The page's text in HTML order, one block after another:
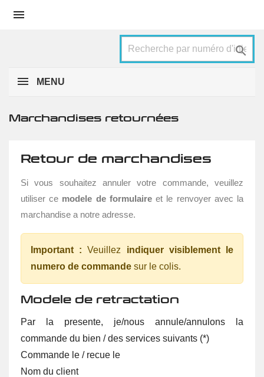


MENU
Marchandises retournées
Retour de marchandises
Si vous souhaitez annuler votre commande, veuillez
utiliser ce modele de formulaireet le renvoyer avec la
marchandise a notre adresse.
Important : Veuillez indiquer visiblement le
numero de commande sur le colis.
Modele de retractation
Par la presente, je/nous annule/annulons la
commande du bien / des services suivants (*)
Commande le / recue le
Nom du client